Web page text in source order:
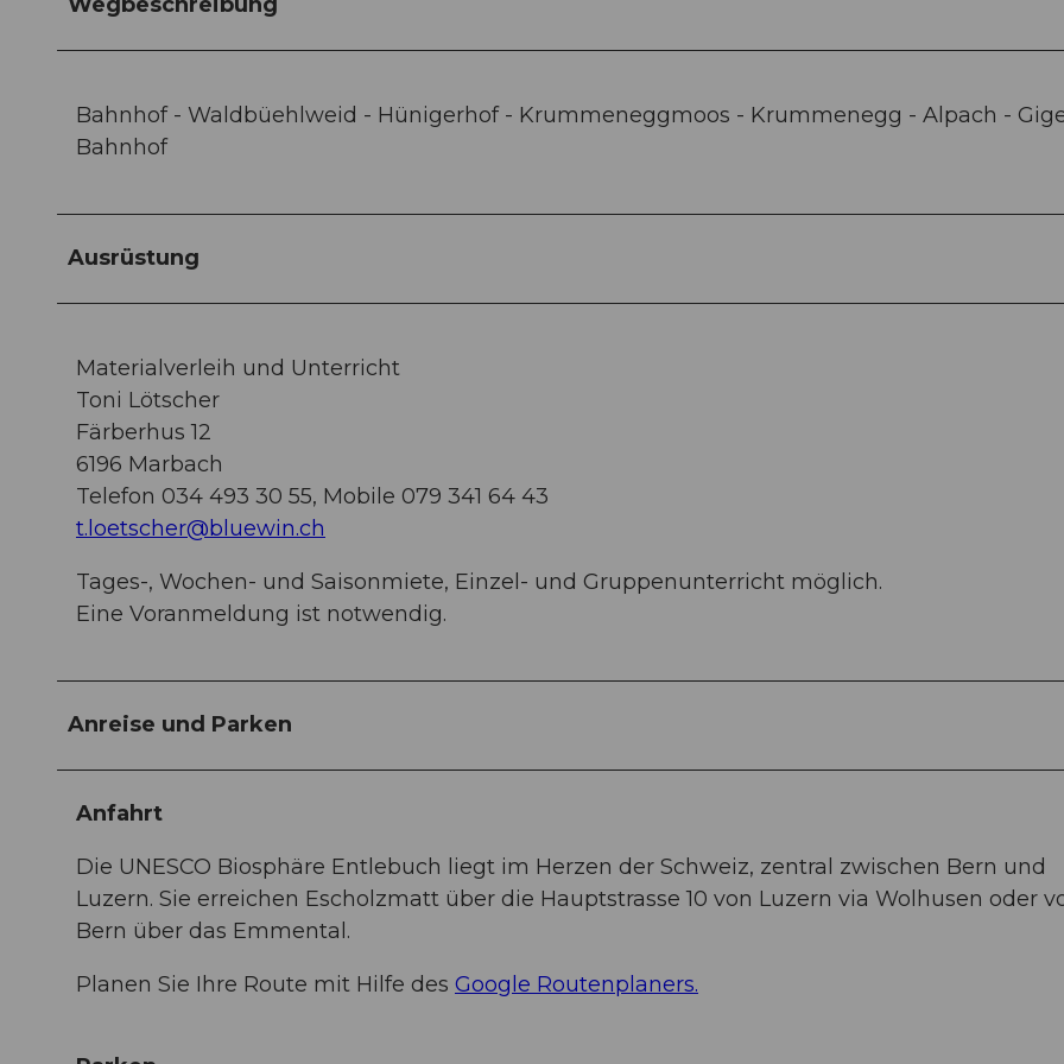
Bahnhof - Waldbüehlweid - Hünigerhof - Krummeneggmoos - Krummenegg - Alpach -
Bahnhof
Ausrüstung
Materialverleih und Unterricht
Toni Lötscher
Färberhus 12
6196 Marbach
Telefon 034 493 30 55, Mobile 079 341 64 43
t.loetscher@bluewin.ch
Tages-, Wochen- und Saisonmiete, Einzel- und Gruppenunterricht möglich.
Eine Voranmeldung ist notwendig.
Anreise und Parken
Anfahrt
Die UNESCO Biosphäre Entlebuch liegt im Herzen der Schweiz, zentral zwischen Bern und
Luzern. Sie erreichen Escholzmatt über die Hauptstrasse 10 von Luzern via Wolhusen oder
Bern über das Emmental.
Planen Sie Ihre Route mit Hilfe des Google Routenplaners.